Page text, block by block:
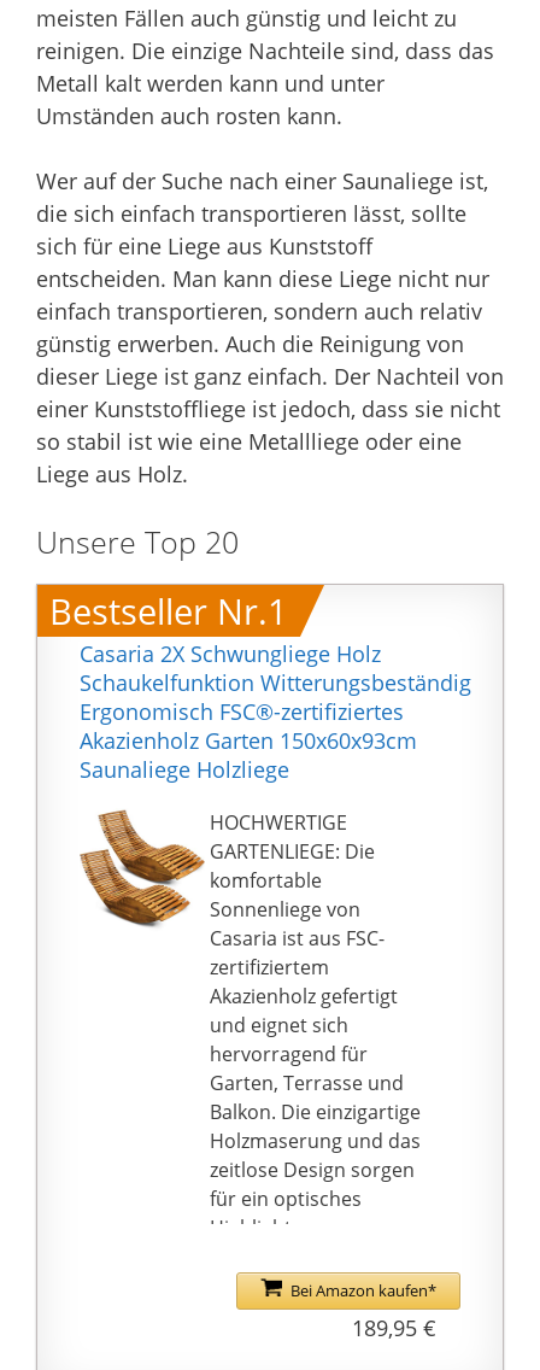
meisten Fällen auch günstig und leicht zu
reinigen. Die einzige Nachteile sind, dass das
Metall kalt werden kann und unter
Umständen auch rosten kann.
Wer auf der Suche nach einer Saunaliege ist,
die sich einfach transportieren lässt, sollte
sich für eine Liege aus Kunststoff
entscheiden. Man kann diese Liege nicht nur
einfach transportieren, sondern auch relativ
günstig erwerben. Auch die Reinigung von
dieser Liege ist ganz einfach. Der Nachteil von
einer Kunststoffliege ist jedoch, dass sie nicht
so stabil ist wie eine Metallliege oder eine
Liege aus Holz.
Unsere Top 20
Bestseller Nr.1
Casaria 2X Schwungliege Holz
Schaukelfunktion Witterungsbeständig
Ergonomisch FSC®-zertifiziertes
Akazienholz Garten 150x60x93cm
Saunaliege Holzliege
HOCHWERTIGE
GARTENLIEGE: Die
komfortable
Sonnenliege von
Casaria ist aus FSC-
zertifiziertem
Akazienholz gefertigt
und eignet sich
hervorragend für
Garten, Terrasse und
Balkon. Die einzigartige
Holzmaserung und das
zeitlose Design sorgen
für ein optisches
Highlight.
WITTERUNGSBESTÄNDI
G: Aus hochwertigem,
massiven und bis zu
Bei Amazon kaufen*
189,95 €